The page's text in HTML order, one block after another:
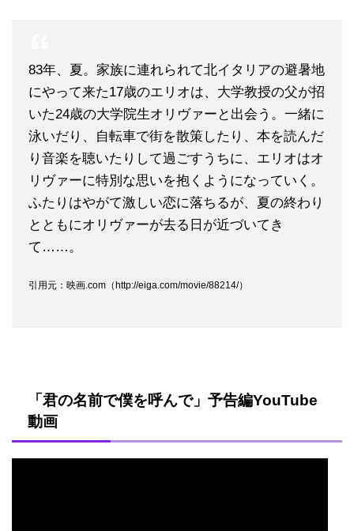
83年、夏。家族に連れられて北イタリアの避暑地
にやって来た17歳のエリオは、大学教授の父が招
いた24歳の大学院生オリヴァーと出会う。一緒に
泳いだり、自転車で街を散策したり、本を読んだ
り音楽を聴いたりして過ごすうちに、エリオはオ
リヴァーに特別な思いを抱くようになっていく。
ふたりはやがて激しい恋に落ちるが、夏の終わり
とともにオリヴァーが去る日が近づいてき
て……。
引用元：映画.com（http://eiga.com/movie/88214/）
「君の名前で僕を呼んで」予告編YouTube
動画